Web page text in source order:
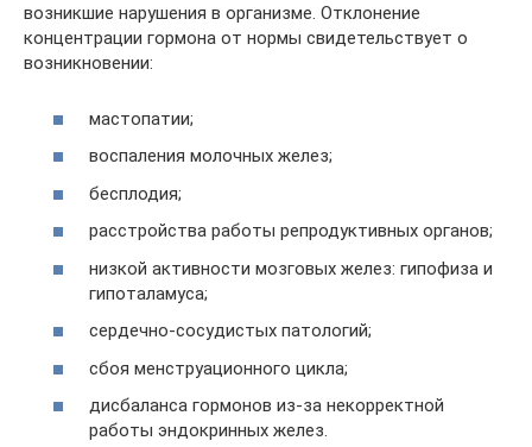
возникшие нарушения в организме. Отклонение
концентрации гормона от нормы свидетельствует о
возникновении:
мастопатии;
воспаления молочных желез;
бесплодия;
расстройства работы репродуктивных органов;
низкой активности мозговых желез: гипофиза и
гипоталамуса;
сердечно-сосудистых патологий;
сбоя менструационного цикла;
дисбаланса гормонов из-за некорректной
работы эндокринных желез.